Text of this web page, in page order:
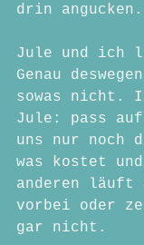
drin angucken.
Jule und ich
Genau
sowas nicht.
Jule: pass
uns nur noch
was kostet
anderen
vorbei oder
gar nicht.